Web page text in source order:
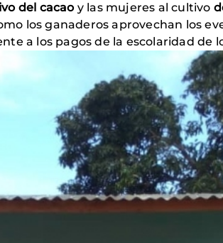
del cacaoy las mujeres al cultivo
los ganaderos aprovechan los
a los pagos de la escolaridad de